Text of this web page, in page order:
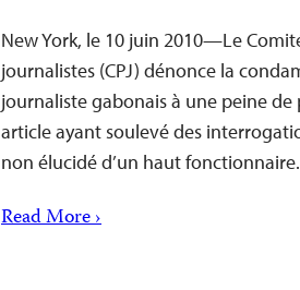
New York, le 10 juin 2010—Le
journalistes (CPJ) dénonce la
journaliste gabonais à une peine de
article ayant soulevé des
non élucidé d’un haut fonctionnaire.
Read More ›